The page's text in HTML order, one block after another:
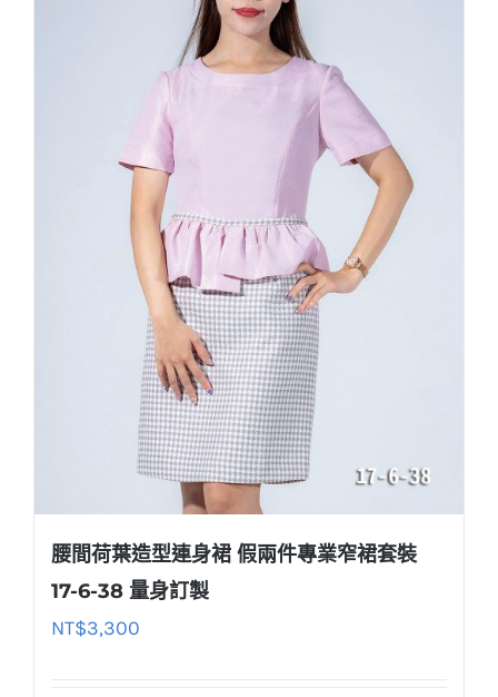
腰間荷葉造型連身裙 假兩件專業窄裙套裝
17-6-38 量身訂製
NT$3,300